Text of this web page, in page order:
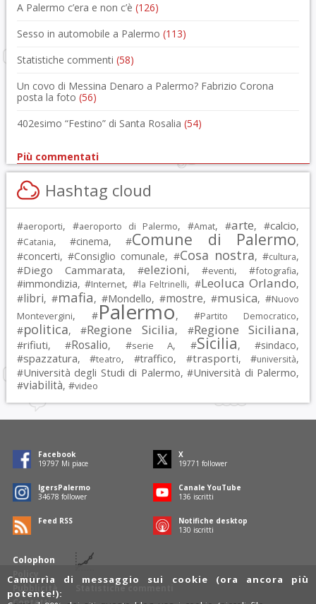
A Palermo c’era e non c’è (126)
Sesso in automobile a Palermo (113)
Statistiche commenti (58)
Un covo di Messina Denaro a Palermo? Fabrizio Corona
posta la foto (56)
402esimo “Festino” di Santa Rosalia (54)
Più commentati
Hashtag cloud
#aeroporti, #aeroporto di Palermo, #Amat, #arte, #calcio,
#Catania, #cinema, #Comune di Palermo,
#concerti, #Consiglio comunale, #Cosa nostra, #cultura,
#Diego Cammarata, #elezioni, #eventi, #fotografia,
#immondizia, #Internet, #la Feltrinelli, #Leoluca Orlando,
#libri, #mafia, #Mondello, #mostre, #musica, #Nuovo
Montevergini, #Palermo, #Partito Democratico,
#politica, #Regione Sicilia, #Regione Siciliana,
#rifiuti, #Rosalio, #serie A, #Sicilia, #sindaco,
#spazzatura, #teatro, #traffico, #trasporti, #università,
#Università degli Studi di Palermo, #Università di Palermo,
#viabilità, #video
Colophon
Policy
Pubblicità
Statistiche commenti
Facebook
19797 Mi piace
X
19771 follower
IgersPalermo
34678 follower
Canale YouTube
136 iscritti
Feed RSS
Notifiche desktop
130 iscritti
Camurrìa di messaggio sui cookie (ora ancora più
potente!):